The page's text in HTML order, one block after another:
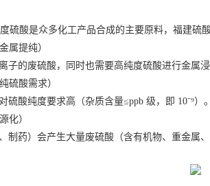
酸是众多化工产品合成的主要原料， 福建硫
提纯）
的废硫酸，同时也需要高纯度硫酸进行金属浸
酸需求）
酸纯度要求高（杂质含量≤ppb 级，即 10⁻⁹）。
化）
药）会产生大量废硫酸（含有机物、重金属